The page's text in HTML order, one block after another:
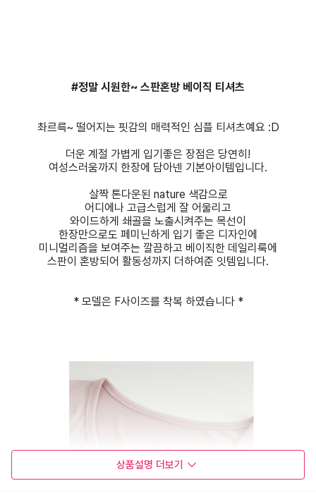
#정말 시원한~ 스판혼방 베이직 티셔츠
촤르륵~ 떨어지는 핏감의 매력적인 심플 티셔츠예요 :D
더운 계절 가볍게 입기좋은 장점은 당연히!
여성스러움까지 한장에 담아넨 기본아이템입니다.
살짝 톤다운된 nature 색감으로
어디에나 고급스럽게 잘 어울리고
와이드하게 쇄골을 노출시켜주는 목선이
한장만으로도 페미닌하게 입기 좋은 디자인에
미니멀리즘을 보여주는 깔끔하고 베이직한 데일리룩에
스판이 혼방되어 활동성까지 더하여준 잇템입니다.
* 모델은 F사이즈를 착복 하였습니다 *
상품설명 더보기